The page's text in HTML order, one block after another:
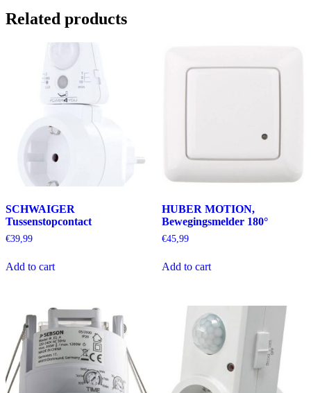
Related products
SCHWAIGER
Tussenstopcontact
€39,99
Add to cart
HUBER MOTION,
Bewegingsmelder 180°
€45,99
Add to cart